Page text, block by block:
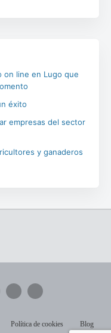
on line en Lugo que
éxito
empresas del sector
y ganaderos
Política de cookies Blog